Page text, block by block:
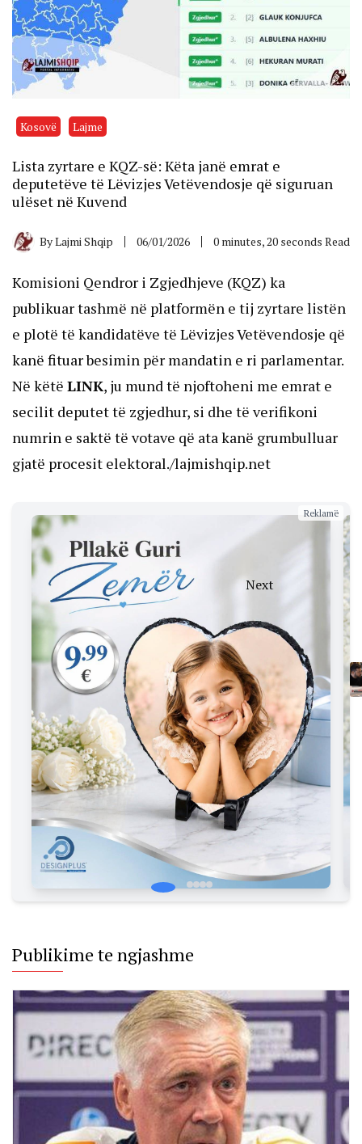
Kosovë Lajme
Lista zyrtare e KQZ-së: Këta janë emrat e
deputetëve të Lëvizjes Vetëvendosje që siguruan
ulëset në Kuvend
ByLajmi Shqip 06/01/2026 0 minutes, 20 seconds Read
Komisioni Qendror i Zgjedhjeve (KQZ) ka
publikuar tashmë në platformën e tij zyrtare listën
e plotë të kandidatëve të Lëvizjes Vetëvendosje që
kanë fituar besimin për mandatin e ri parlamentar.
Në këtë LINK, ju mund të njoftoheni me emrat e
secilit deputet të zgjedhur, si dhe të verifikoni
numrin e saktë të votave që ata kanë grumbulluar
gjatë procesit elektoral./lajmishqip.net
Reklamë
Next
në
rezultate:
rikthen
ulësen e
humbur,
pas
numërimit
të votave
të fundit
Publikime te ngjashme